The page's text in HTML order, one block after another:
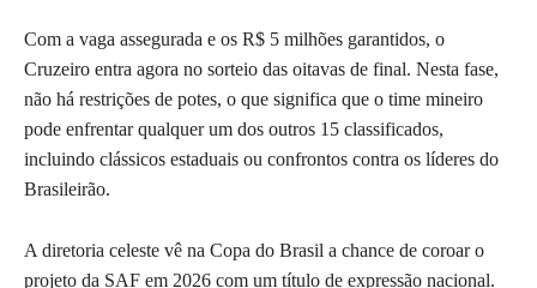
Com a vaga assegurada e os R$ 5 milhões garantidos, o
Cruzeiro entra agora no sorteio das oitavas de final. Nesta fase,
não há restrições de potes, o que significa que o time mineiro
pode enfrentar qualquer um dos outros 15 classificados,
incluindo clássicos estaduais ou confrontos contra os líderes do
Brasileirão.
A diretoria celeste vê na Copa do Brasil a chance de coroar o
projeto da SAF em 2026 com um título de expressão nacional.